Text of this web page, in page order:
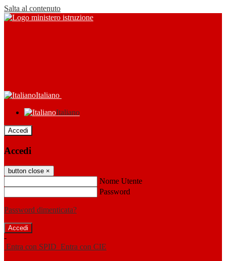
Salta al contenuto
Italiano
Italiano
Accedi
Accedi
button close ×
Nome Utente
Password
Password dimenticata?
-
Entra con SPID Entra con CIE